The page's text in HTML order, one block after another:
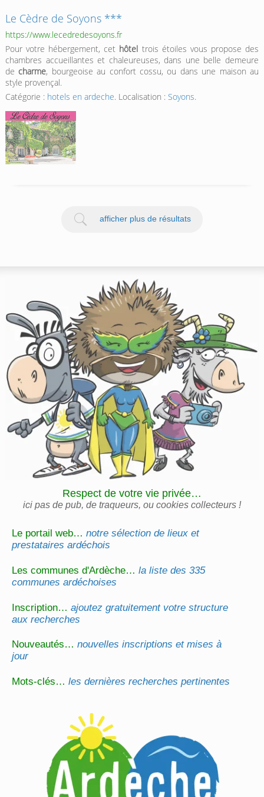
Le Cèdre de Soyons ***
https://www.lecedredesoyons.fr
Pour votre hébergement, cet hôtel trois étoiles vous propose des
chambres accueillantes et chaleureuses, dans une belle demeure
decharme, bourgeoise au confort cossu, ou dans une maison au
style provençal.
Catégorie : hotels en ardeche. Localisation : Soyons.
afficher plus de résultats
Le portail web…notre sélection de lieux et
prestataires ardéchois
Les communes d'Ardèche…la liste des 335
communes ardéchoises
Inscription…ajoutez gratuitement votre structure
aux recherches
Nouveautés…nouvelles inscriptions et mises à
jour
Mots-clés…les dernières recherches pertinentes
Respect de votre vie privée…
ici pas de pub, de traqueurs, ou cookies collecteurs !